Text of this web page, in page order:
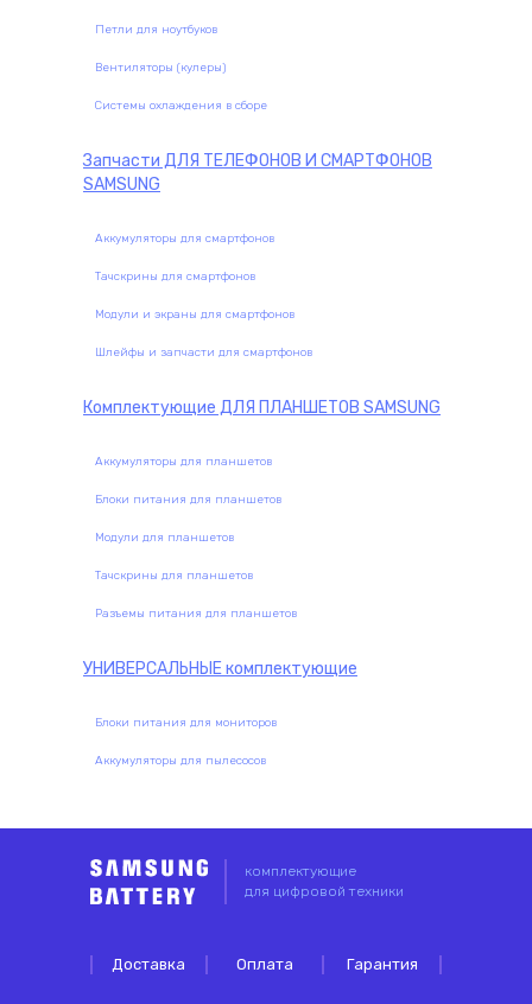
Петли для ноутбуков
Вентиляторы (кулеры)
Системы охлаждения в сборе
Запчасти ДЛЯ ТЕЛЕФОНОВ И СМАРТФОНОВ
SAMSUNG
Аккумуляторы для смартфонов
Тачскрины для смартфонов
Модули и экраны для смартфонов
Шлейфы и запчасти для смартфонов
Комплектующие ДЛЯ ПЛАНШЕТОВ SAMSUNG
Аккумуляторы для планшетов
Блоки питания для планшетов
Модули для планшетов
Тачскрины для планшетов
Разъемы питания для планшетов
УНИВЕРСАЛЬНЫЕкомплектующие
Блоки питания для мониторов
Аккумуляторы для пылесосов
комплектующие
для цифровой техники
Доставка Оплата Гарантия